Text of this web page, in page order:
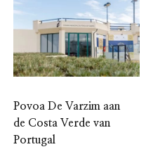
Povoa De Varzim aan
de Costa Verde van
Portugal